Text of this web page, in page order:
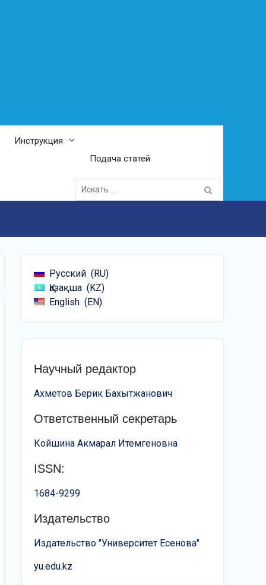
Инструкция
Подача статей
Поиск
для:
Русский
RU
Қазақша
KZ
English
EN
Научный редактор
Ахметов Берик Бахытжанович
Ответственный секретарь
Койшина Акмарал Итемгеновна
ISSN:
1684-9299
Издательство
Издательство "Университет Есенова"
yu.edu.kz